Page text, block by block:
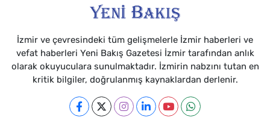
İzmir ve çevresindeki tüm gelişmelerle İzmir haberleri ve
vefat haberleri Yeni Bakış Gazetesi İzmir tarafından anlık
olarak okuyuculara sunulmaktadır. İzmirin nabzını tutan en
kritik bilgiler, doğrulanmış kaynaklardan derlenir.